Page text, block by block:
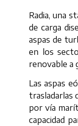
Radia, una
de carga
aspas de
en los
renovable a
Las aspas
trasladarlas
por vía
capacidad